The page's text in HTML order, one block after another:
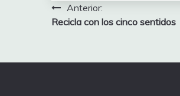
Navegación
de
Anterior:
Recicla con los cinco sentidos